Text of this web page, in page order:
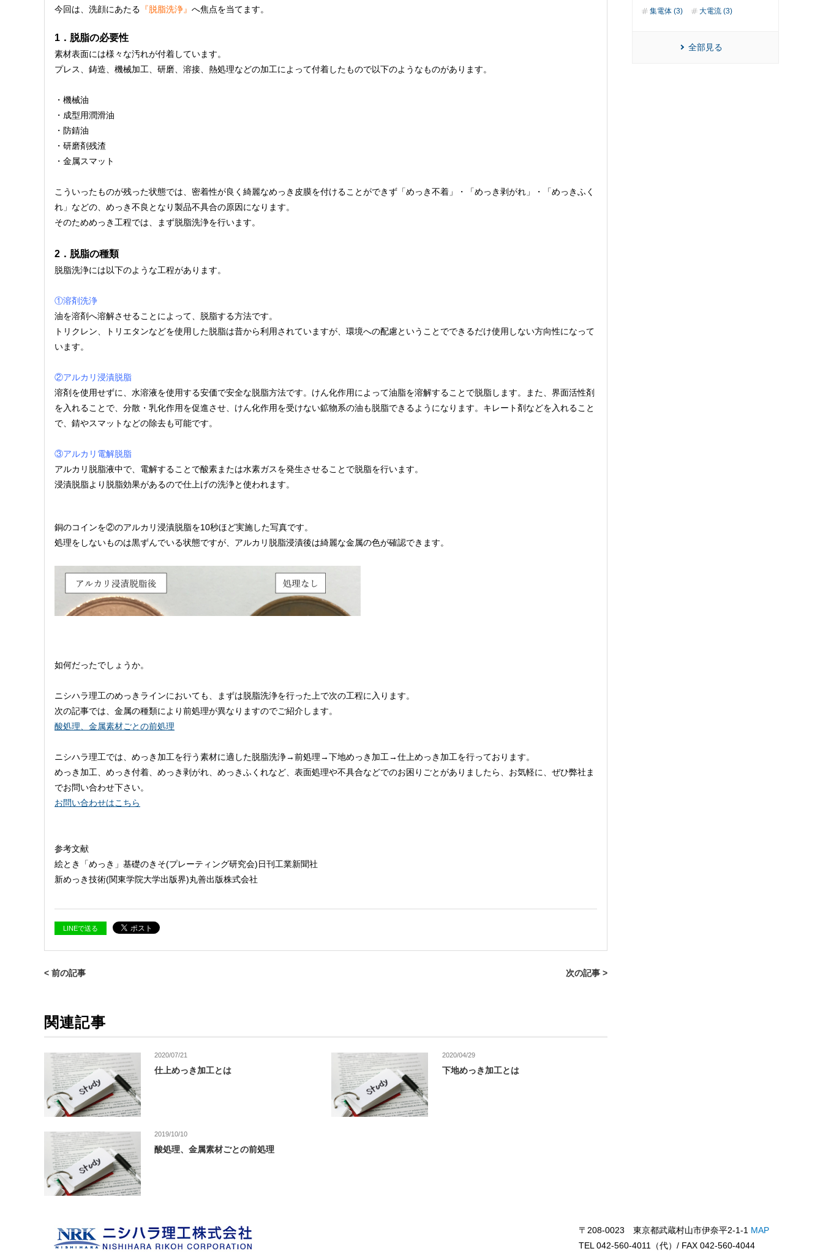
今回は、洗顔にあたる 『脱脂洗浄』 へ焦点を当てます。
1．脱脂の必要性
素材表面には様々な汚れが付着しています。
プレス、鋳造、機械加工、研磨、溶接、熱処理などの加工によって付着したもので以下のようなものがあります。
・機械油
・成型用潤滑油
・防錆油
・研磨剤残渣
・金属スマット
こういったものが残った状態では、密着性が良く綺麗なめっき皮膜を付けることができず「めっき不着」・「めっき剥がれ」・「めっきふく
れ」などの、めっき不良となり製品不具合の原因になります。
そのためめっき工程では、まず脱脂洗浄を行います。
2．脱脂の種類
脱脂洗浄には以下のような工程があります。
①溶剤洗浄
油を溶剤へ溶解させることによって、脱脂する方法です。
トリクレン、トリエタンなどを使用した脱脂は昔から利用されていますが、環境への配慮ということでできるだけ使用しない方向性になって
います。
②アルカリ浸漬脱脂
溶剤を使用せずに、水溶液を使用する安価で安全な脱脂方法です。けん化作用によって油脂を溶解することで脱脂します。また、界面活性剤
を入れることで、分散・乳化作用を促進させ、けん化作用を受けない鉱物系の油も脱脂できるようになります。キレート剤などを入れること
で、錆やスマットなどの除去も可能です。
③アルカリ電解脱脂
アルカリ脱脂液中で、電解することで酸素または水素ガスを発生させることで脱脂を行います。
浸漬脱脂より脱脂効果があるので仕上げの洗浄と使われます。
銅のコインを②のアルカリ浸漬脱脂を10秒ほど実施した写真です。
処理をしないものは黒ずんでいる状態ですが、アルカリ脱脂浸漬後は綺麗な金属の色が確認できます。
如何だったでしょうか。
ニシハラ理工のめっきラインにおいても、まずは脱脂洗浄を行った上で次の工程に入ります。
次の記事では、金属の種類により前処理が異なりますのでご紹介します。
酸処理、金属素材ごとの前処理
ニシハラ理工では、めっき加工を行う素材に適した脱脂洗浄→前処理→下地めっき加工→仕上めっき加工を行っております。
めっき加工、めっき付着、めっき剥がれ、めっきふくれなど、表面処理や不具合などでのお困りごとがありましたら、お気軽に、ぜひ弊社ま
でお問い合わせ下さい。
お問い合わせはこちら
参考文献
絵とき「めっき」基礎のきそ(プレーティング研究会)日刊工業新聞社
新めっき技術(関東学院大学出版界)丸善出版株式会社
LINEで送る
< 前の記事 次の記事 >
関連記事
2020/07/21
仕上めっき加工とは
2020/04/29
下地めっき加工とは
2019/10/10
酸処理、金属素材ごとの前処理
集電体 (3)
大電流 (3)
全部見る
〒208-0023 東京都武蔵村山市伊奈平2-1-1 MAP
TEL 042-560-4011（代）/ FAX 042-560-4044